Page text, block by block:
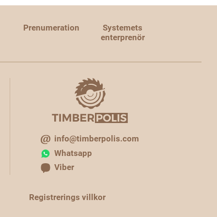
Prenumeration
Systemets
enterprenör
info@timberpolis.com
Whatsapp
Viber
Registrerings villkor